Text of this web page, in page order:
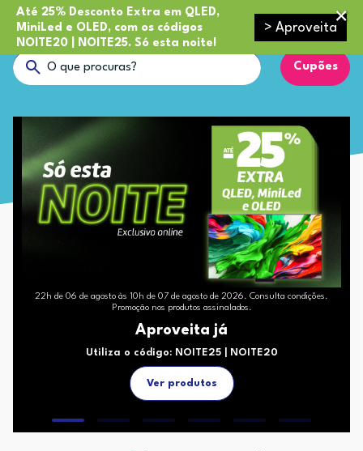
Até 25% Desconto Extra em QLED,
MiniLed e OLED, com os códigos
NOITE20 | NOITE25. Só esta noite!
> Aproveita
Cupões
22h de 06 de agosto às 10h de 07 de agosto de 2026. Consulta condições.
Promoção nos produtos assinalados.
Aproveita já
Utiliza o código: NOITE25 | NOITE20
Ver produtos